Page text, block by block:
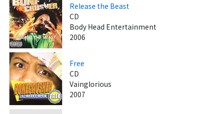
Release the Beast
CD
Body Head Entertainment
2006
Free
CD
Vainglorious
2007